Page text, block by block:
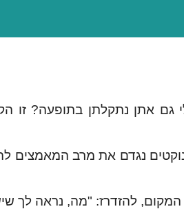
אתן נתקלתן בתופעה? זו
נגדם את מרב המאמצים
להזדרז: "מה, נראה לך שיש